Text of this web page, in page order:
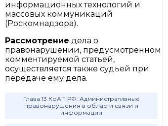
информационных технологий и
массовых коммуникаций
(Роскомнадзора).
Рассмотрение дела о
правонарушении, предусмотренном
комментируемой статьей,
осуществляется также судьей при
передаче ему дела.
Глава 13 КоАП РФ: Административные
правонарушения в области связи и
информации